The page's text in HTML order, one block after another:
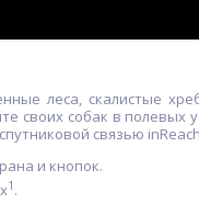
леса, скалистые
своих собак в полевых
связью
и кнопок.
1 .